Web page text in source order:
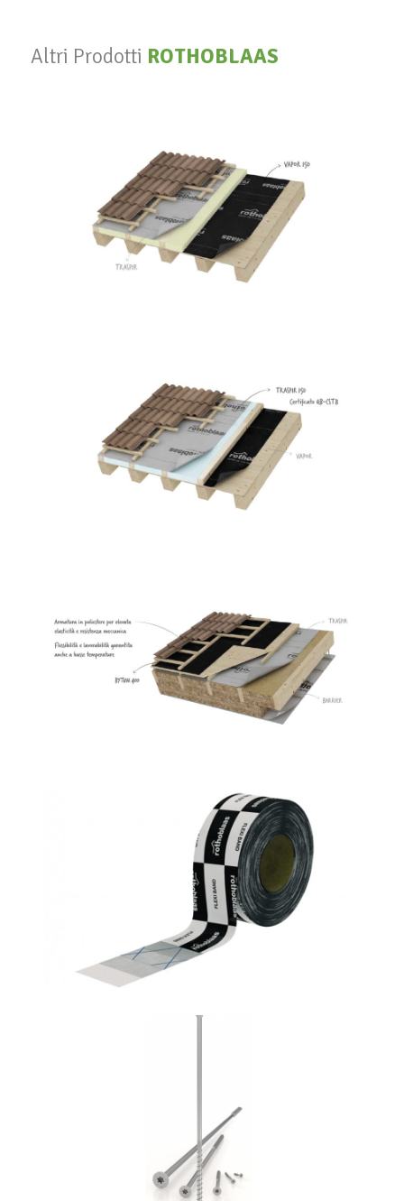
Altri Prodotti ROTHOBLAAS
Vapor 140
ROTHOBLAAS
Traspir 150
ROTHOBLAAS
Bytum 400
ROTHOBLAAS
Flexi band
ROTHOBLAAS
ROTHOBLAAS